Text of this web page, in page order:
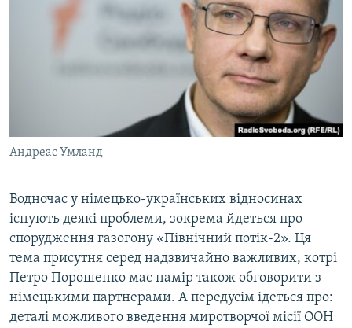
Андреас Умланд
Водночас у німецько-українських відносинах
існують деякі проблеми, зокрема йдеться про
спорудження газогону «Північний потік-2». Ця
тема присутня серед надзвичайно важливих, котрі
Петро Порошенко має намір також обговорити з
німецькими партнерами. А передусім ідеться про:
деталі можливого введення миротворчої місії ООН